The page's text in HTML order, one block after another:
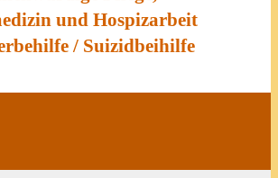
und Hospizarbeit
/ Suizidbeihilfe